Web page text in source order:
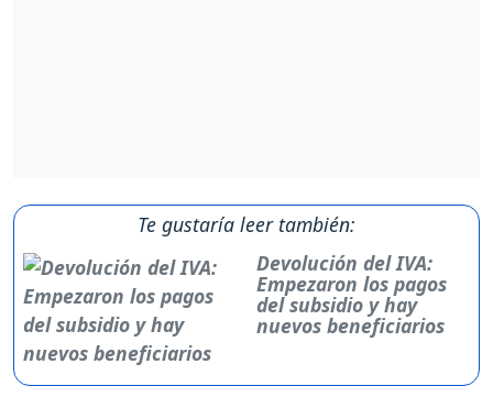
Te gustaría leer también:
Devolución del IVA:
Empezaron los pagos
del subsidio y hay
nuevos beneficiarios